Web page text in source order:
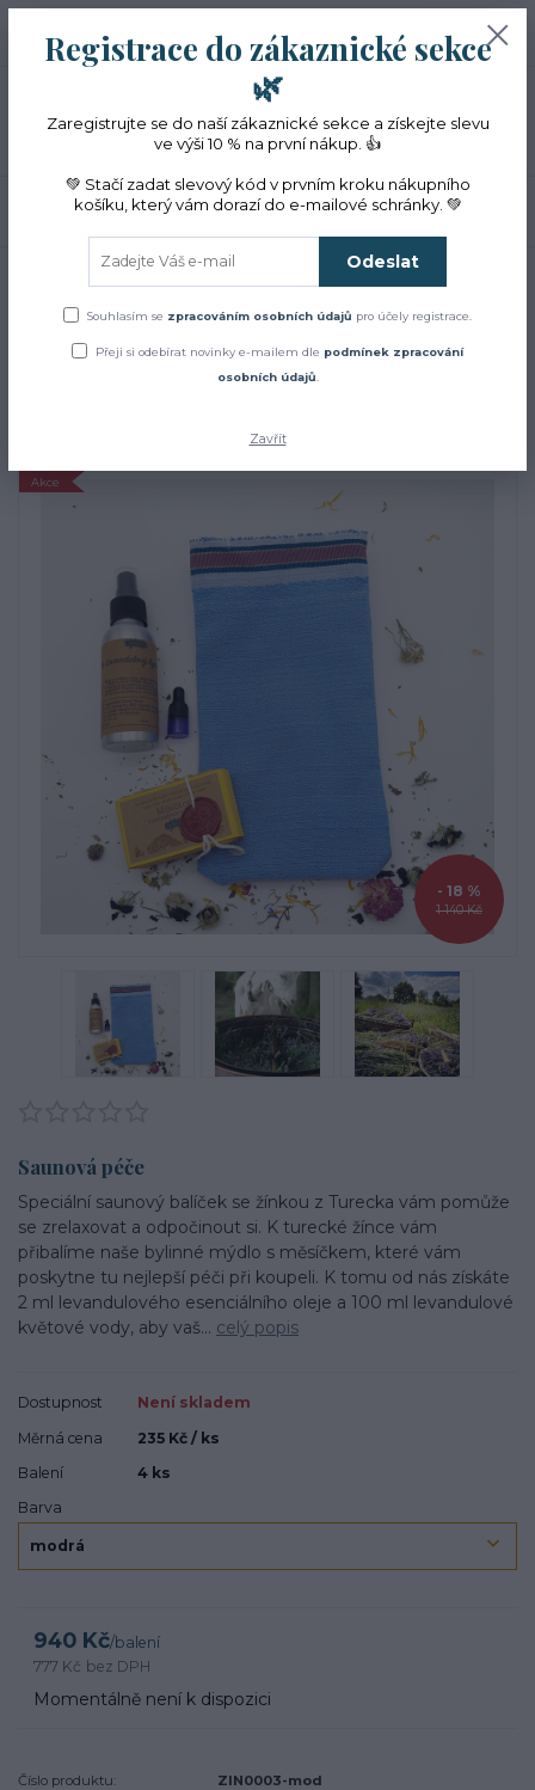
Menu
CZK
Hledat
(Po-Pá, 10-16 hod.)
0ks
0 Kč
Dárková balení Relaxační sety
Levandulový balíček do sauny s
Levandulový balíček do
sauny s žínkou
Akce
1 140 Kč
- 18 %
Saunová péče
Speciální saunový balíček se žínkou z Turecka vám pomůže
se zrelaxovat a odpočinout si. K turecké žínce vám
přibalíme naše bylinné mýdlo s měsíčkem, které vám
poskytne tu nejlepší péči při koupeli. K tomu od nás získáte
2 ml levandulového esenciálního oleje a 100 ml levandulové
květové vody, aby vaš... celý popis
Dostupnost
Není skladem
Měrná cena
235 Kč / ks
Balení
4 ks
Barva
940 Kč/balení
777 Kč bez DPH
Momentálně není k dispozici
Číslo produktu:
ZIN0003-mod
Registrace do zákaznické sekce
🌿
Zaregistrujte se do naší zákaznické sekce a získejte slevu
ve výši 10 % na první nákup. 👍
💚 Stačí zadat slevový kód v prvním kroku nákupního
košíku, který vám dorazí do e-mailové schránky. 💚
Odeslat
Souhlasím se zpracováním osobních údajů pro účely registrace.
Přeji si odebírat novinky e-mailem dle podmínek zpracování
osobních údajů
Zavřít